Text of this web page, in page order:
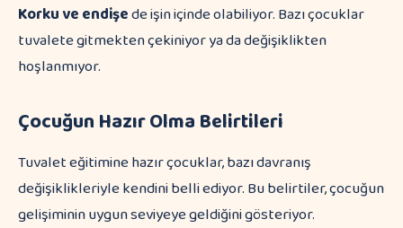
Korku ve endişede işin içinde olabiliyor. Bazı çocuklar
tuvalete gitmekten çekiniyor ya da değişiklikten
hoşlanmıyor.
Çocuğun Hazır Olma Belirtileri
Tuvalet eğitimine hazır çocuklar, bazı davranış
değişiklikleriyle kendini belli ediyor. Bu belirtiler, çocuğun
gelişiminin uygun seviyeye geldiğini gösteriyor.